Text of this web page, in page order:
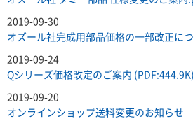
2019-09-30
オズール社完成用部品価格の一部改正に
2019-09-24
Qシリーズ価格改定のご案内 (PDF:444.9K)
2019-09-20
オンラインショップ送料変更のお知らせ